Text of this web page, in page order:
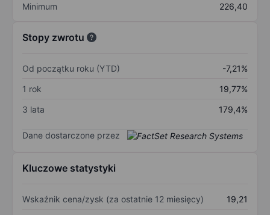
Minimum
226,40
Stopy zwrotu
Od początku roku (YTD)
-7,21%
1 rok
19,77%
3 lata
179,4%
Dane dostarczone przez
Kluczowe statystyki
Wskaźnik cena/zysk (za ostatnie 12 miesięcy)
19,21